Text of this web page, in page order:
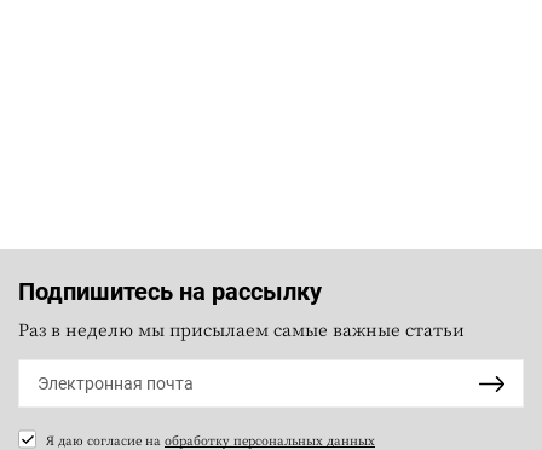
Подпишитесь на рассылку
Раз в неделю мы присылаем самые важные статьи
Я даю согласие на обработку персональных данных